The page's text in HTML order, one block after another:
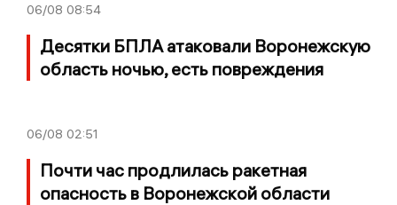
06/08 08:54
Десятки БПЛА атаковали Воронежскую
область ночью, есть повреждения
06/08 02:51
Почти час продлилась ракетная
опасность в Воронежской области